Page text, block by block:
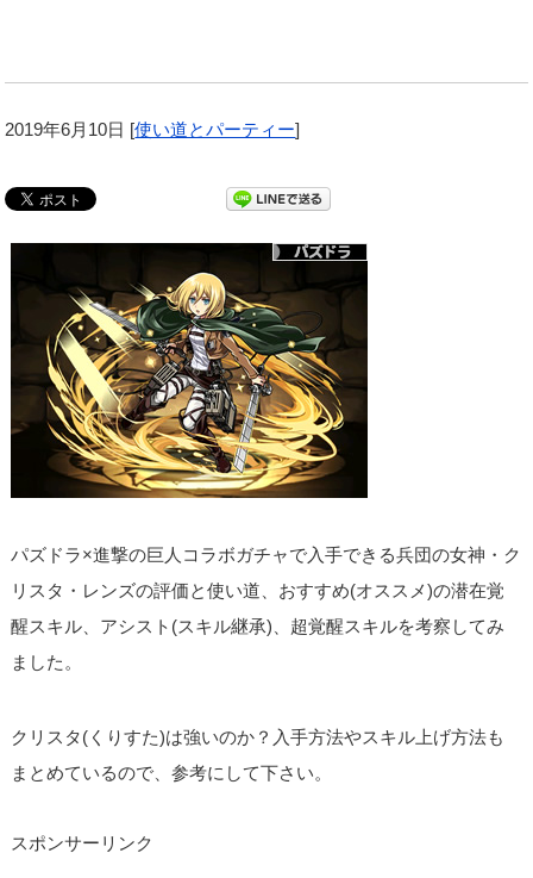
2019年6月10日 [使い道とパーティー]
パズドラ×進撃の巨人コラボガチャで入手できる兵団の女神・ク
リスタ・レンズの評価と使い道、おすすめ(オススメ)の潜在覚
醒スキル、アシスト(スキル継承)、超覚醒スキルを考察してみ
ました。
クリスタ(くりすた)は強いのか？入手方法やスキル上げ方法も
まとめているので、参考にして下さい。
スポンサーリンク